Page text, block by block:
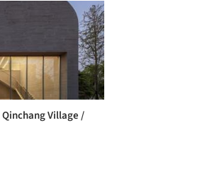
Village /